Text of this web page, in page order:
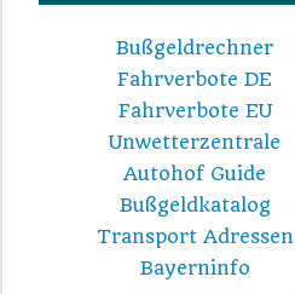
Bußgeldrechner
Fahrverbote DE
Fahrverbote EU
Unwetterzentrale
Autohof Guide
Bußgeldkatalog
Transport Adressen
Bayerninfo